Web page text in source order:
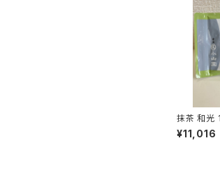
抹茶 和光
TCHA
¥11,016